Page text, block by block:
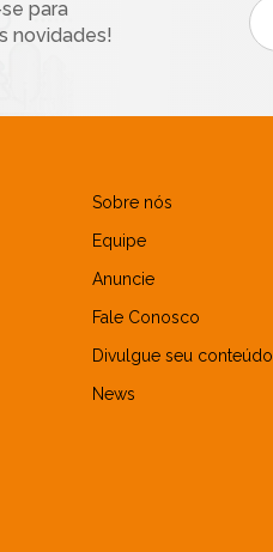
para
novidades!
Sobre nós
Equipe
Anuncie
Fale Conosco
Divulgue seu conteúdo
News